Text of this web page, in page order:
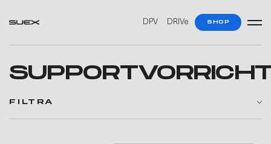
DPV DRIVe SHOP
FILTRA